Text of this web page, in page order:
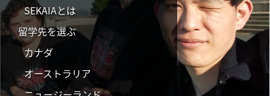
SEKAIAとは
留学先を選ぶ
カナダ
オーストラリア